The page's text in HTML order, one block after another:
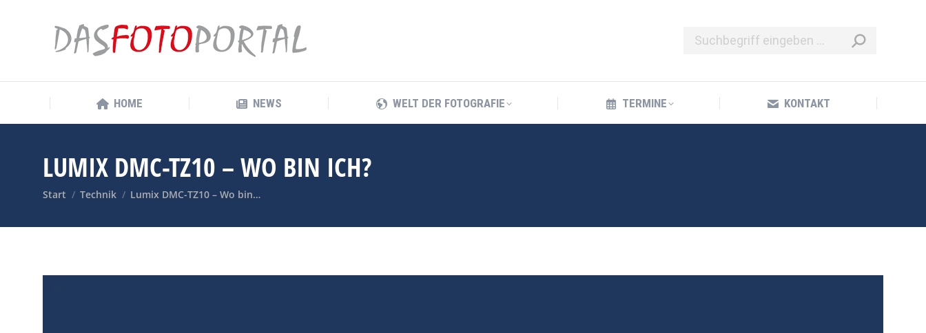
HOME NEWS WELT DER FOTOGRAFIE TERMINE KONTAKT
LUMIX DMC-TZ10 – WO BIN ICH?
Sie befinden sich hier:
Start Technik Lumix DMC-TZ10 – Wo bin…
HOME NEWS